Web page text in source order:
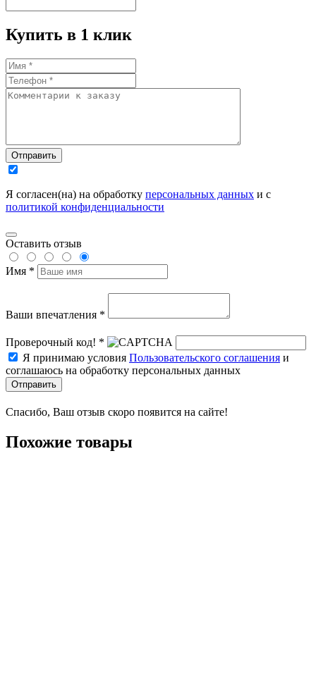
Купить в 1 клик
Отправить
Я согласен(на) на обработку персональных данных и с
политикой конфиденциальности
Оставить отзыв
Имя *
Ваши впечатления *
Проверочный код! *
Я принимаю условия Пользовательского соглашения и
соглашаюсь на обработку персональных данных
Отправить
Спасибо, Ваш отзыв скоро появится на сайте!
Похожие товары